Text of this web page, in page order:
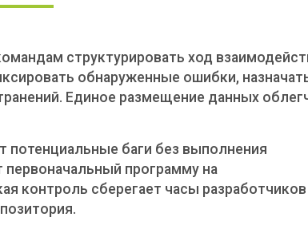
структурировать ход
обнаруженные ошибки,
Единое размещение данных
потенциальные баги без выполнения
первоначальный программу на
контроль сберегает часы разработчиков